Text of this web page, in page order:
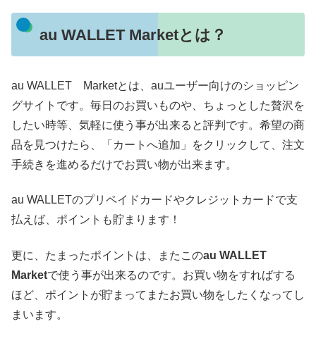
au WALLET Marketとは？
au WALLET Marketとは、auユーザー向けのショッピン
グサイトです。毎日のお買いものや、ちょっとした贅沢を
したい時等、気軽に使う事が出来ると評判です。希望の商
品を見つけたら、「カートへ追加」をクリックして、注文
手続きを進めるだけでお買い物が出来ます。
au WALLETのプリペイドカードやクレジットカードで支
払えば、ポイントも貯まります！
更に、たまったポイントは、またこのau WALLET
Marketで使う事が出来るのです。お買い物をすればする
ほど、ポイントが貯まってまたお買い物をしたくなってし
まいます。